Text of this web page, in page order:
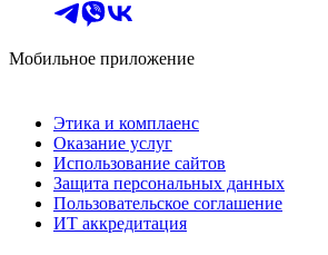
Мобильное приложение
Этика и комплаенс
Оказание услуг
Использование сайтов
Защита персональных данных
Пользовательское соглашение
ИТ аккредитация